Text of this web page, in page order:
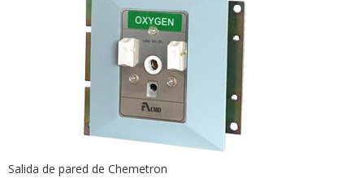
Salida de pared de Chemetron